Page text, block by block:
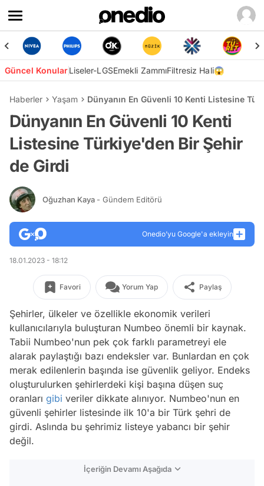
Güncel KonularLiseler-LGSEmekli ZammıFiltresiz Hali😱
Haberler Yaşam Dünyanın En Güvenli 10 Kenti Listesine
Dünyanın En Güvenli 10 Kenti
Listesine Türkiye'den Bir Şehir
de Girdi
Oğuzhan Kaya - Gündem Editörü
Onedio’yu Google'a ekleyin
18.01.2023 - 18:12
Favori Yorum Yap Paylaş
Şehirler, ülkeler ve özellikle ekonomik verileri
kullanıcılarıyla buluşturan Numbeo önemli bir kaynak.
Tabii Numbeo'nun pek çok farklı parametreyi ele
alarak paylaştığı bazı endeksler var. Bunlardan en çok
merak edilenlerin başında ise güvenlik geliyor. Endeks
oluşturulurken şehirlerdeki kişi başına düşen suç
oranları gibi veriler dikkate alınıyor. Numbeo'nun en
güvenli şehirler listesinde ilk 10'a bir Türk şehri de
girdi. Aslında bu şehrimiz listeye yabancı bir şehir
değil.
İçeriğin Devamı Aşağıda